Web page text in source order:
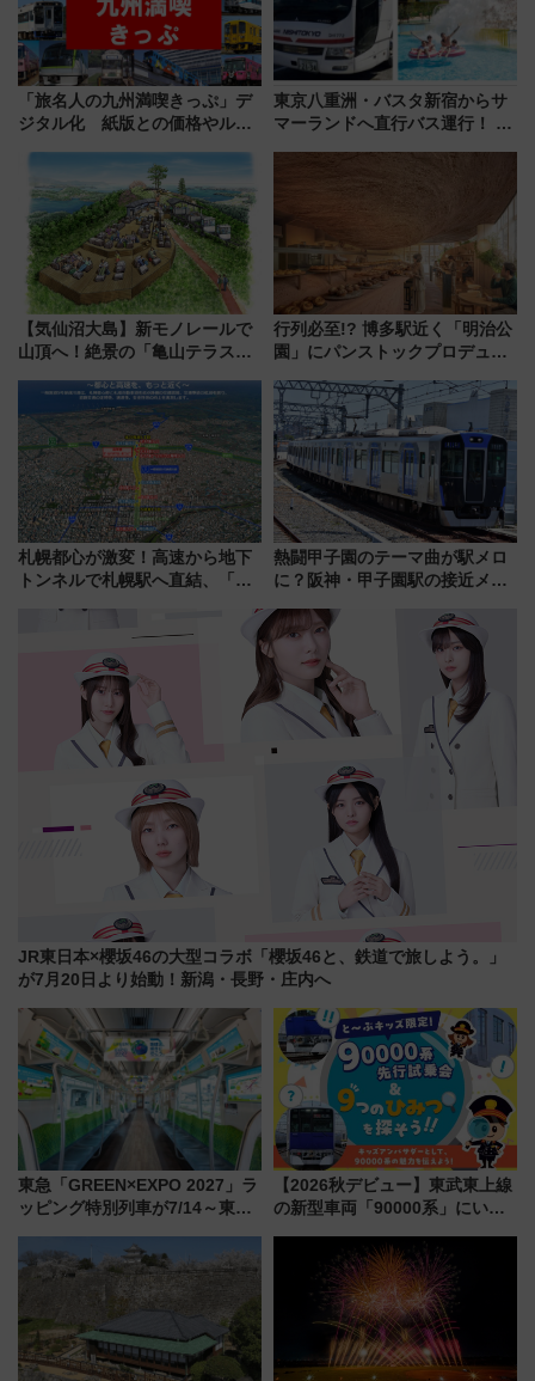
「旅名人の九州満喫きっぷ」デ
ジタル化 紙版との価格やルー
東京八重洲・バスタ新宿からサ
マーランドへ直行バス運行！ お
【気仙沼大島】新モノレールで
山頂へ！絶景の「亀山テラス
暇村のお得な日帰りプランも登
場
行列必至!? 博多駅近く「明治公
園」にパンストックプロデュー
オープン 秋からはビストロ営業
も！
札幌都心が激変！高速から地下
トンネルで札幌駅へ直結、「創
熱闘甲子園のテーマ曲が駅メロ
に？阪神・甲子園駅の接近メロ
谷実アレンジの特別仕様へ、8月
5日始発から
JR東日本×櫻坂46の大型コラボ「櫻坂46と、鉄道で旅しよう。」
が7月20日より始動！新潟・長野・庄内へ
東急「GREEN×EXPO 2027」ラ
ッピング特別列車が7/14～東
ー！ 注目の編成やデザインまと
め
【2026秋デビュー】東武東上線
の新型車両「90000系」にいち
向け先行試乗会でキッズアンバ
サダーになろう